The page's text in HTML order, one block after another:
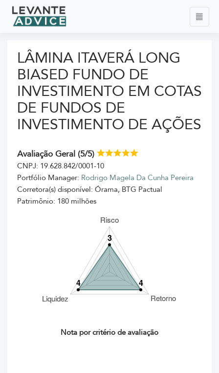
LÂMINA ITAVERÁ LONG
BIASED FUNDO DE
INVESTIMENTO EM COTAS
DE FUNDOS DE
INVESTIMENTO DE AÇÕES
Avaliação Geral (5/5)
CNPJ: 19.628.842/0001-10
Portfólio Manager: Rodrigo Magela Da Cunha Pereira
Corretora(s) disponível: Órama, BTG Pactual
Patrimônio: 180 milhões
Nota por critério de avaliação